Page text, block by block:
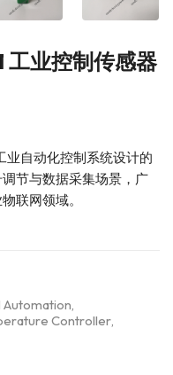
工业控制传感器
业自动化控制系统设计的
节与数据采集场景，广
联网领域。
Automation
Controller